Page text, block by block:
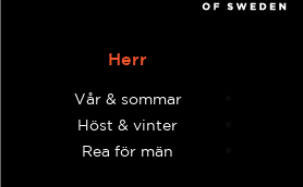
Herr
Vår & sommar
Höst & vinter
Rea för män